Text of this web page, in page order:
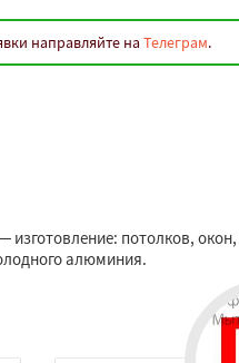
направляйте на Телеграм.
потолков, окон,
алюминия.